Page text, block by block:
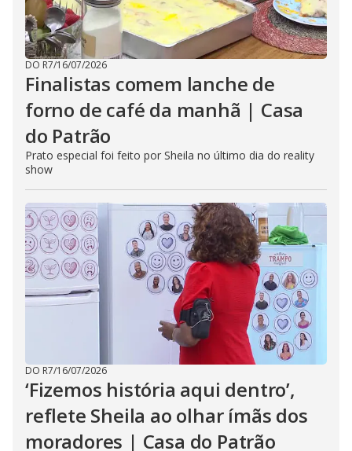
DO R7/16/07/2026
Finalistas comem lanche de
forno de café da manhã | Casa
do Patrão
Prato especial foi feito por Sheila no último dia do reality
show
DO R7/16/07/2026
‘Fizemos história aqui dentro’,
reflete Sheila ao olhar ímãs dos
moradores | Casa do Patrão